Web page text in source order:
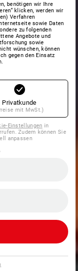
benötigen wir Ihre
klicken, werden wir
Verfahren
sowie Daten
zu folgenden
Angebote und
sowie
wünschen, können
gegen den Einsatz
Privatkunde
mit MwSt.)
Einstellungen in
Zudem können Sie
anpassen